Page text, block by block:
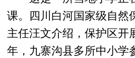
课。四川白河国家级自然
主任汪文介绍，保护区开
年，九寨沟县多所中小学